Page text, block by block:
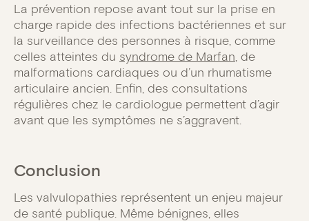
La prévention repose avant tout sur la prise en
charge rapide des infections bactériennes et sur
la surveillance des personnes à risque, comme
celles atteintes du syndrome de Marfan, de
malformations cardiaques ou d’un rhumatisme
articulaire ancien. Enfin, des consultations
régulières chez le cardiologue permettent d’agir
avant que les symptômes ne s’aggravent.
Conclusion
Les valvulopathies représentent un enjeu majeur
de santé publique. Même bénignes, elles